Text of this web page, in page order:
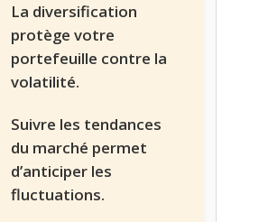
La diversification
protège votre
portefeuille contre la
volatilité.
Suivre les tendances
du marché permet
d’anticiper les
fluctuations.